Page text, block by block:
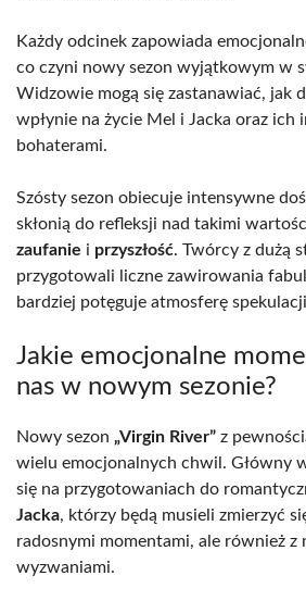
Każdy odcinek zapowiada
co czyni nowy sezon wyjątkowym w
Widzowie mogą się zastanawiać, jak
wpłynie na życie Mel i Jacka oraz ich
bohaterami.
Szósty sezon obiecuje intensywne
skłonią do refleksji nad takimi
zaufanie i przyszłość. Twórcy z dużą
przygotowali liczne zawirowania
bardziej potęguje atmosferę
Jakie emocjonalne
nas w nowym sezonie?
Nowy sezon „Virgin River” z
wielu emocjonalnych chwil. Główny
się na przygotowaniach do
Jacka, którzy będą musieli zmierzyć
radosnymi momentami, ale również z
wyzwaniami.